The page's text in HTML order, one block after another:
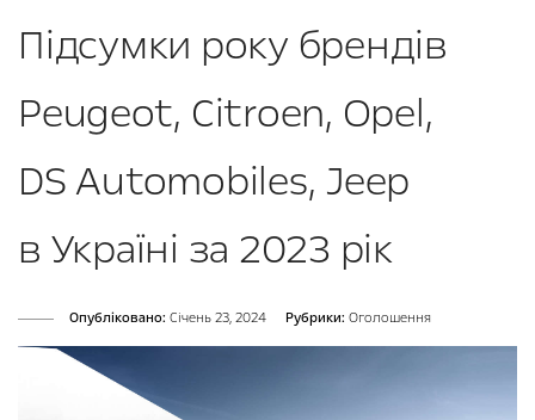
Підсумки року брендів
Peugeot, Citroen, Opel,
DS Automobiles, Jeep
в Україні за 2023 рік
Опубліковано: Cічень 23, 2024 Рубрики: Оголошення